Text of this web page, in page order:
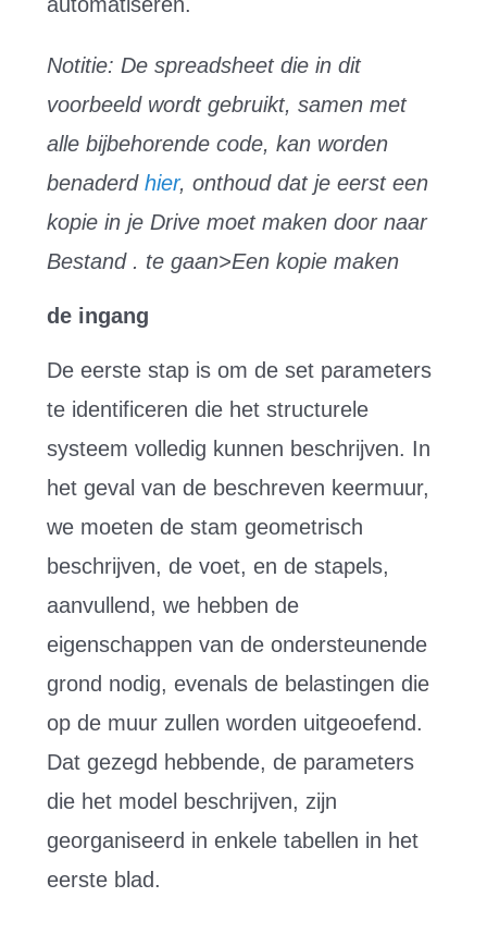
Notitie: De spreadsheet die in dit
voorbeeld wordt gebruikt, samen met
alle bijbehorende code, kan worden
benaderd hier, onthoud dat je eerst een
kopie in je Drive moet maken door naar
Bestand . te gaan>Een kopie maken
de ingang
De eerste stap is om de set parameters
te identificeren die het structurele
systeem volledig kunnen beschrijven. In
het geval van de beschreven keermuur,
we moeten de stam geometrisch
beschrijven, de voet, en de stapels,
aanvullend, we hebben de
eigenschappen van de ondersteunende
grond nodig, evenals de belastingen die
op de muur zullen worden uitgeoefend.
Dat gezegd hebbende, de parameters
die het model beschrijven, zijn
georganiseerd in enkele tabellen in het
eerste blad.